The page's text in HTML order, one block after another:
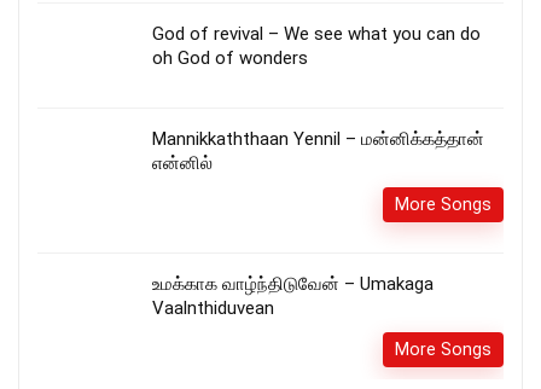
God of revival – We see what you can do
oh God of wonders
Mannikkaththaan Yennil – மன்னிக்கத்தான்
என்னில்
More Songs
உமக்காக வாழ்ந்திடுவேன் – Umakaga
Vaalnthiduvean
More Songs